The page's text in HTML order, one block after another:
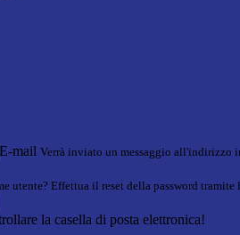
E-mail Verrà inviato un messaggio all'indirizzo
utente? Effettua il reset della password tramite
la casella di posta elettronica!